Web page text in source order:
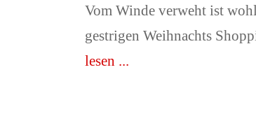
buchen!
Vom Winde verweht ist
gestrigen Weihnachts
lesen ...